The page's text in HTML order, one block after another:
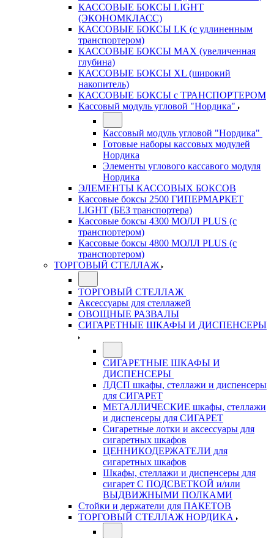
КАССОВЫЕ БОКСЫ LIGHT
(ЭКОНОМКЛАСС)
КАССОВЫЕ БОКСЫ LK (с удлиненным
транспортером)
КАССОВЫЕ БОКСЫ MAX (увеличенная
глубина)
КАССОВЫЕ БОКСЫ XL (широкий
накопитель)
КАССОВЫЕ БОКСЫ с ТРАНСПОРТЕРОМ
Кассовый модуль угловой "Нордика"
Кассовый модуль угловой "Нордика"
Готовые наборы кассовых модулей
Нордика
Элементы углового кассавого модуля
Нордика
ЭЛЕМЕНТЫ КАССОВЫХ БОКСОВ
Кассовые боксы 2500 ГИПЕРМАРКЕТ
LIGHT (БЕЗ транспортера)
Кассовые боксы 4300 МОЛЛ PLUS (с
транспортером)
Кассовые боксы 4800 МОЛЛ PLUS (с
транспортером)
ТОРГОВЫЙ СТЕЛЛАЖ
ТОРГОВЫЙ СТЕЛЛАЖ
Аксессуары для стеллажей
ОВОЩНЫЕ РАЗВАЛЫ
СИГАРЕТНЫЕ ШКАФЫ И ДИСПЕНСЕРЫ
СИГАРЕТНЫЕ ШКАФЫ И
ДИСПЕНСЕРЫ
ЛДСП шкафы, стеллажи и диспенсеры
для СИГАРЕТ
МЕТАЛЛИЧЕСКИЕ шкафы, стеллажи
и диспенсеры для СИГАРЕТ
Сигаретные лотки и аксессуары для
сигаретных шкафов
ЦЕННИКОДЕРЖАТЕЛИ для
сигаретных шкафов
Шкафы, стеллажи и диспенсеры для
сигарет С ПОДСВЕТКОЙ и/или
ВЫДВИЖНЫМИ ПОЛКАМИ
Стойки и держатели для ПАКЕТОВ
ТОРГОВЫЙ СТЕЛЛАЖ НОРДИКА